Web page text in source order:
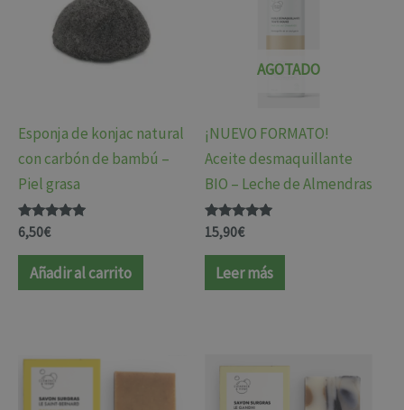
Esponja de konjac natural
con carbón de bambú –
Piel grasa
Valorado
con
4.88
de 5
6,50€
Añadir al carrito
AGOTADO
¡NUEVO FORMATO!
Aceite desmaquillante
BIO – Leche de Almendras
Valorado
con
5.00
de 5
15,90€
Leer más